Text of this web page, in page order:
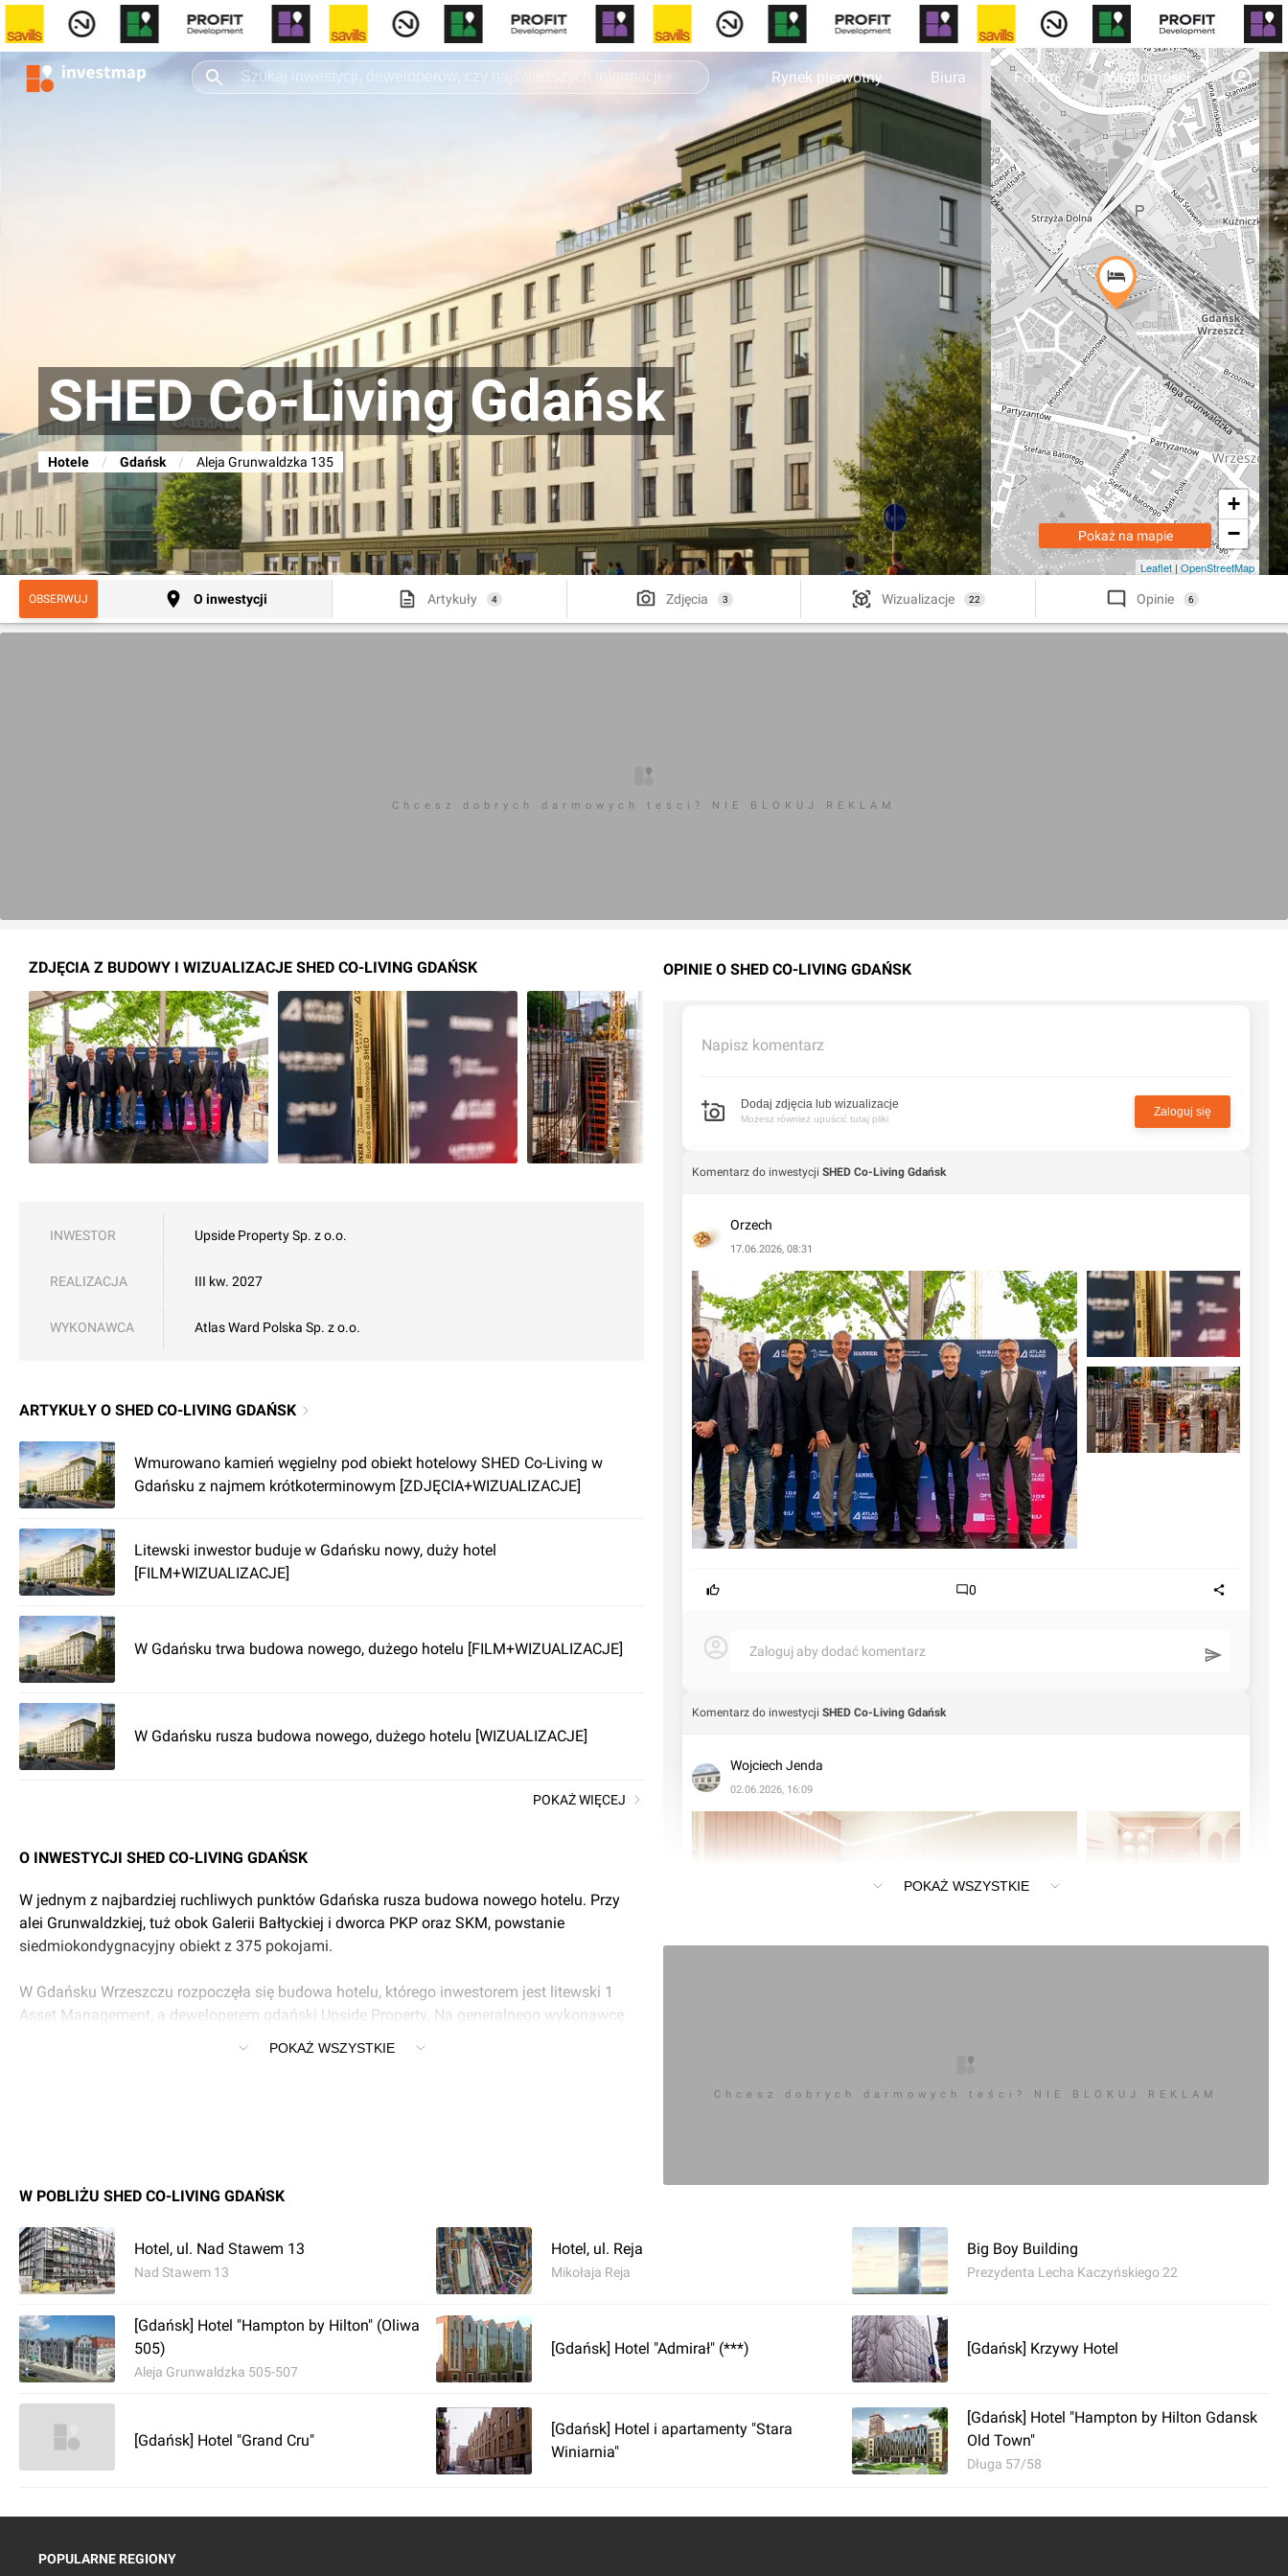
Rynek pierwotny Biura Forum Wiadomości
SHED Co-Living Gdańsk
Hotele / Gdańsk / Aleja Grunwaldzka 135
+
−
Leaflet | OpenStreetMap
Pokaż na mapie
OBSERWUJ O inwestycji Artykuły 4 Zdjęcia 3 Wizualizacje 22 Opinie 6
Chcesz dobrych darmowych teści? NIE BLOKUJ REKLAM
ZDJĘCIA Z BUDOWY I WIZUALIZACJE SHED CO-LIVING GDAŃSK
INWESTOR Upside Property Sp. z o.o.
REALIZACJA III kw. 2027
WYKONAWCA Atlas Ward Polska Sp. z o.o.
ARTYKUŁY O SHED CO-LIVING GDAŃSK
Wmurowano kamień węgielny pod obiekt hotelowy SHED Co-Living w
Gdańsku z najmem krótkoterminowym [ZDJĘCIA+WIZUALIZACJE]
Litewski inwestor buduje w Gdańsku nowy, duży hotel
[FILM+WIZUALIZACJE]
W Gdańsku trwa budowa nowego, dużego hotelu [FILM+WIZUALIZACJE]
W Gdańsku rusza budowa nowego, dużego hotelu [WIZUALIZACJE]
POKAŻ WIĘCEJ
O INWESTYCJI SHED CO-LIVING GDAŃSK
W jednym z najbardziej ruchliwych punktów Gdańska rusza budowa nowego hotelu. Przy
alei Grunwaldzkiej, tuż obok Galerii Bałtyckiej i dworca PKP oraz SKM, powstanie
siedmiokondygnacyjny obiekt z 375 pokojami.
W Gdańsku Wrzeszczu rozpoczęła się budowa hotelu, którego inwestorem jest litewski 1
Asset Management, a deweloperem gdański Upside Property. Na generalnego wykonawcę
inwestycji wybrano firmę Atlas Ward Polska Sp. z o.o.
POKAŻ WSZYSTKIE
OPINIE O SHED CO-LIVING GDAŃSK
Napisz komentarz
Dodaj zdjęcia lub wizualizacje
Możesz również upuścić tutaj pliki
Zaloguj się
Komentarz do inwestycji SHED Co-Living Gdańsk
Orzech
17.06.2026, 08:31
0
Zaloguj aby dodać komentarz
Komentarz do inwestycji SHED Co-Living Gdańsk
Wojciech Jenda
02.06.2026, 16:09
SHED Co-Living Gdańsk
POKAŻ WSZYSTKIE
Chcesz dobrych darmowych teści? NIE BLOKUJ REKLAM
W POBLIŻU SHED CO-LIVING GDAŃSK
Hotel, ul. Nad Stawem 13
Nad Stawem 13
Hotel, ul. Reja
Mikołaja Reja
Big Boy Building
Prezydenta Lecha Kaczyńskiego 22
[Gdańsk] Hotel "Hampton by Hilton" (Oliwa
505)
Aleja Grunwaldzka 505-507
[Gdańsk] Hotel "Admirał" (***) [Gdańsk] Krzywy Hotel
[Gdańsk] Hotel "Grand Cru"
[Gdańsk] Hotel i apartamenty "Stara
Winiarnia"
[Gdańsk] Hotel "Hampton by Hilton Gdansk
Old Town"
Długa 57/58
POPULARNE REGIONY